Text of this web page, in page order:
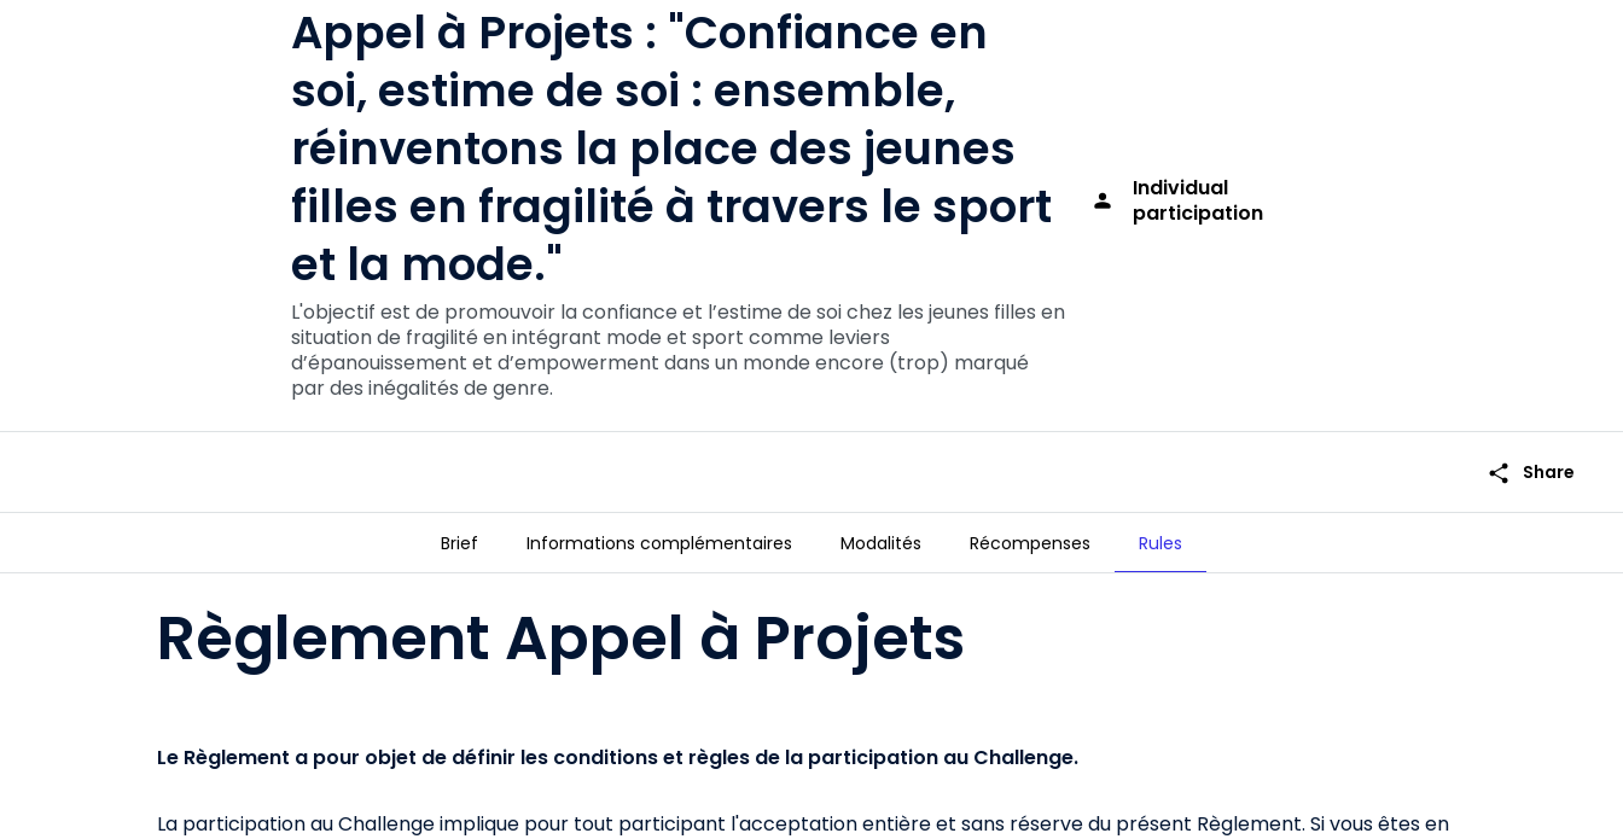
Appel à Projets : "Confiance en
soi, estime de soi : ensemble,
réinventons la place des jeunes
filles en fragilité à travers le sport
et la mode."
L'objectif est de promouvoir la confiance et l’estime de soi chez les jeunes filles en
situation de fragilité en intégrant mode et sport comme leviers
d’épanouissement et d’empowerment dans un monde encore (trop) marqué
par des inégalités de genre.
person
Individual
participation
share Share
travers le sport et la mode."
Brief Informations complémentaires Modalités Récompenses Rules
Règlement Appel à Projets
Le Règlement a pour objet de définir les conditions et règles de la participation au Challenge.
La participation au Challenge implique pour tout participant l'acceptation entière et sans réserve du présent Règlement. Si vous êtes en